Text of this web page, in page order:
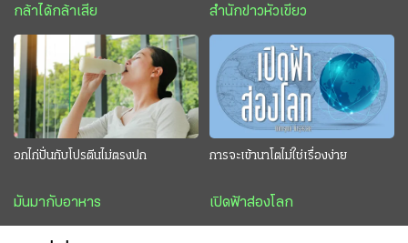
กล้าได้กล้าเสีย สำนักข่าวหัวเขียว
อกไก่ปั่นกับโปรตีนไม่ตรงปก
มันมากับอาหาร
การจะเข้านาโตไม่ใช่เรื่องง่าย
เปิดฟ้าส่องโลก